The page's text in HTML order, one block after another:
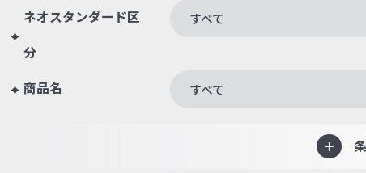
ネオスタンダード区
分
すべて
商品名 すべて